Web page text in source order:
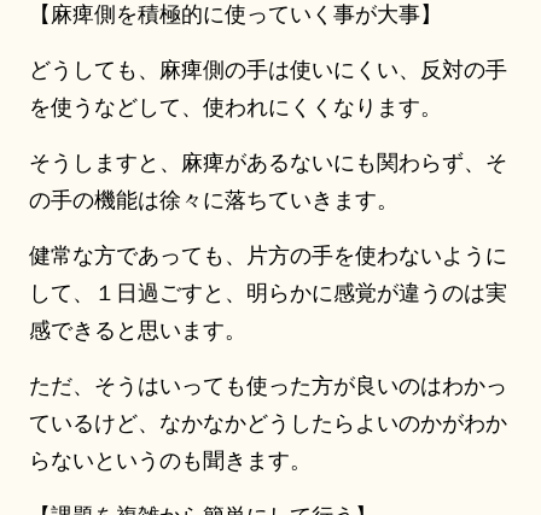
【麻痺側を積極的に使っていく事が大事】
どうしても、麻痺側の手は使いにくい、反対の手
を使うなどして、使われにくくなります。
そうしますと、麻痺があるないにも関わらず、そ
の手の機能は徐々に落ちていきます。
健常な方であっても、片方の手を使わないように
して、１日過ごすと、明らかに感覚が違うのは実
感できると思います。
ただ、そうはいっても使った方が良いのはわかっ
ているけど、なかなかどうしたらよいのかがわか
らないというのも聞きます。